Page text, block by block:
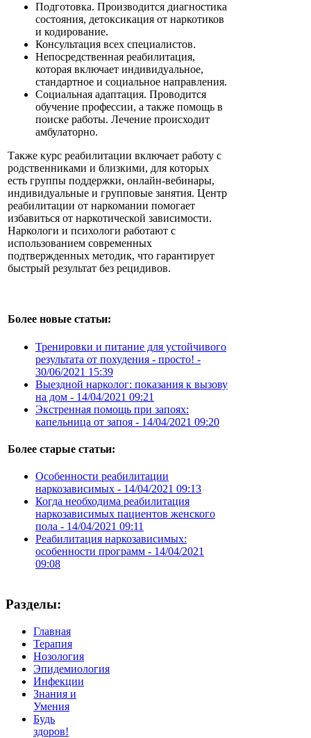
Подготовка. Производится диагностика
состояния, детоксикация от наркотиков
и кодирование.
Консультация всех специалистов.
Непосредственная реабилитация,
которая включает индивидуальное,
стандартное и социальное направления.
Социальная адаптация. Проводится
обучение профессии, а также помощь в
поиске работы. Лечение происходит
амбулаторно.
Также курс реабилитации включает работу с
родственниками и близкими, для которых
есть группы поддержки, онлайн-вебинары,
индивидуальные и групповые занятия. Центр
реабилитации от наркомании помогает
избавиться от наркотической зависимости.
Наркологи и психологи работают с
использованием современных
подтвержденных методик, что гарантирует
быстрый результат без рецидивов.
Более новые статьи:
Тренировки и питание для устойчивого
результата от похудения - просто! -
30/06/2021 15:39
Выездной нарколог: показания к вызову
на дом - 14/04/2021 09:21
Экстренная помощь при запоях:
капельница от запоя - 14/04/2021 09:20
Более старые статьи:
Особенности реабилитации
наркозависимых - 14/04/2021 09:13
Когда необходима реабилитация
наркозависимых пациентов женского
пола - 14/04/2021 09:11
Реабилитация наркозависимых:
особенности программ - 14/04/2021
09:08
Разделы:
Главная
Терапия
Нозология
Эпидемиология
Инфекции
Знания и
Умения
Будь
здоров!